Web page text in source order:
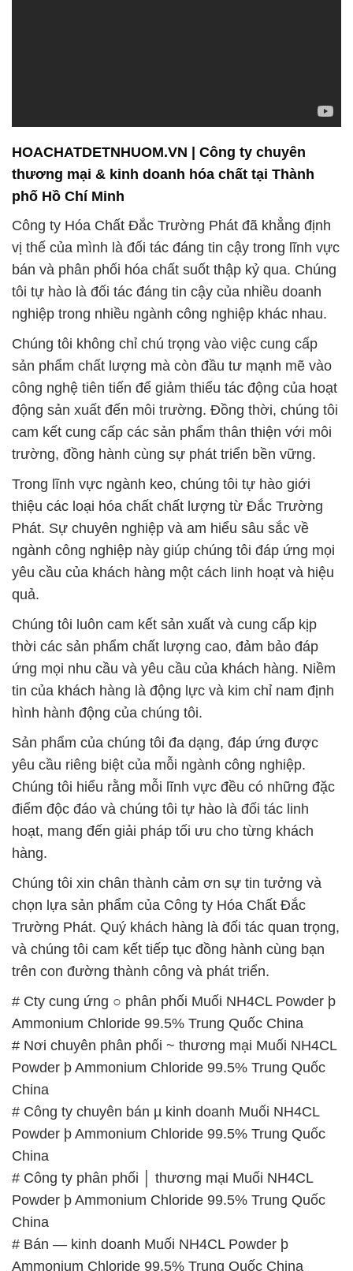
HOACHATDETNHUOM.VN | Công ty chuyên
thương mại & kinh doanh hóa chất tại Thành
phố Hồ Chí Minh
Công ty Hóa Chất Đắc Trường Phát đã khẳng định
vị thế của mình là đối tác đáng tin cậy trong lĩnh vực
bán và phân phối hóa chất suốt thập kỷ qua. Chúng
tôi tự hào là đối tác đáng tin cậy của nhiều doanh
nghiệp trong nhiều ngành công nghiệp khác nhau.
Chúng tôi không chỉ chú trọng vào việc cung cấp
sản phẩm chất lượng mà còn đầu tư mạnh mẽ vào
công nghệ tiên tiến để giảm thiểu tác động của hoạt
động sản xuất đến môi trường. Đồng thời, chúng tôi
cam kết cung cấp các sản phẩm thân thiện với môi
trường, đồng hành cùng sự phát triển bền vững.
Trong lĩnh vực ngành keo, chúng tôi tự hào giới
thiệu các loại hóa chất chất lượng từ Đắc Trường
Phát. Sự chuyên nghiệp và am hiểu sâu sắc về
ngành công nghiệp này giúp chúng tôi đáp ứng mọi
yêu cầu của khách hàng một cách linh hoạt và hiệu
quả.
Chúng tôi luôn cam kết sản xuất và cung cấp kịp
thời các sản phẩm chất lượng cao, đảm bảo đáp
ứng mọi nhu cầu và yêu cầu của khách hàng. Niềm
tin của khách hàng là động lực và kim chỉ nam định
hình hành động của chúng tôi.
Sản phẩm của chúng tôi đa dạng, đáp ứng được
yêu cầu riêng biệt của mỗi ngành công nghiệp.
Chúng tôi hiểu rằng mỗi lĩnh vực đều có những đặc
điểm độc đáo và chúng tôi tự hào là đối tác linh
hoạt, mang đến giải pháp tối ưu cho từng khách
hàng.
Chúng tôi xin chân thành cảm ơn sự tin tưởng và
chọn lựa sản phẩm của Công ty Hóa Chất Đắc
Trường Phát. Quý khách hàng là đối tác quan trọng,
và chúng tôi cam kết tiếp tục đồng hành cùng bạn
trên con đường thành công và phát triển.
# Cty cung ứng ○ phân phối Muối NH4CL Powder þ
Ammonium Chloride 99.5% Trung Quốc China
# Nơi chuyên phân phối ~ thương mại Muối NH4CL
Powder þ Ammonium Chloride 99.5% Trung Quốc
China
# Công ty chuyên bán µ kinh doanh Muối NH4CL
Powder þ Ammonium Chloride 99.5% Trung Quốc
China
# Công ty phân phối │ thương mại Muối NH4CL
Powder þ Ammonium Chloride 99.5% Trung Quốc
China
# Bán — kinh doanh Muối NH4CL Powder þ
Ammonium Chloride 99.5% Trung Quốc China